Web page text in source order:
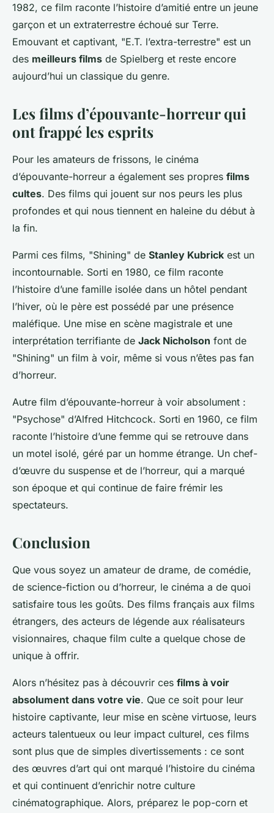
1982, ce film raconte l’histoire d’amitié entre un jeune
garçon et un extraterrestre échoué sur Terre.
Emouvant et captivant, "E.T. l’extra-terrestre" est un
des meilleurs films de Spielberg et reste encore
aujourd’hui un classique du genre.
Les films d’épouvante-horreur qui
ont frappé les esprits
Pour les amateurs de frissons, le cinéma
d’épouvante-horreur a également ses propres films
cultes. Des films qui jouent sur nos peurs les plus
profondes et qui nous tiennent en haleine du début à
la fin.
Parmi ces films, "Shining" de Stanley Kubrick est un
incontournable. Sorti en 1980, ce film raconte
l’histoire d’une famille isolée dans un hôtel pendant
l’hiver, où le père est possédé par une présence
maléfique. Une mise en scène magistrale et une
interprétation terrifiante de Jack Nicholson font de
"Shining" un film à voir, même si vous n’êtes pas fan
d’horreur.
Autre film d’épouvante-horreur à voir absolument :
"Psychose" d’Alfred Hitchcock. Sorti en 1960, ce film
raconte l’histoire d’une femme qui se retrouve dans
un motel isolé, géré par un homme étrange. Un chef-
d’œuvre du suspense et de l’horreur, qui a marqué
son époque et qui continue de faire frémir les
spectateurs.
Conclusion
Que vous soyez un amateur de drame, de comédie,
de science-fiction ou d’horreur, le cinéma a de quoi
satisfaire tous les goûts. Des films français aux films
étrangers, des acteurs de légende aux réalisateurs
visionnaires, chaque film culte a quelque chose de
unique à offrir.
Alors n’hésitez pas à découvrir ces films à voir
absolument dans votre vie. Que ce soit pour leur
histoire captivante, leur mise en scène virtuose, leurs
acteurs talentueux ou leur impact culturel, ces films
sont plus que de simples divertissements : ce sont
des œuvres d’art qui ont marqué l’histoire du cinéma
et qui continuent d’enrichir notre culture
cinématographique. Alors, préparez le pop-corn et